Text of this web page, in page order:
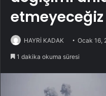
etmeyeceğiz
HAYRİ KADAK Ocak 16,
1 dakika okuma süresi